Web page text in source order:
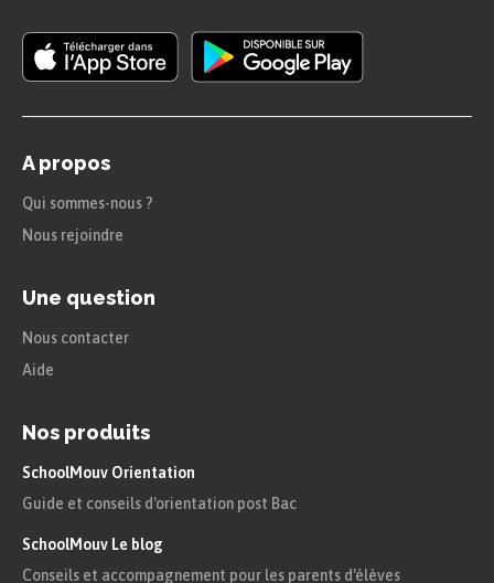
A propos
Qui sommes-nous ?
Nous rejoindre
Une question
Nous contacter
Aide
Nos produits
SchoolMouv Orientation
Guide et conseils d'orientation post Bac
SchoolMouv Le blog
Conseils et accompagnement pour les parents d'élèves